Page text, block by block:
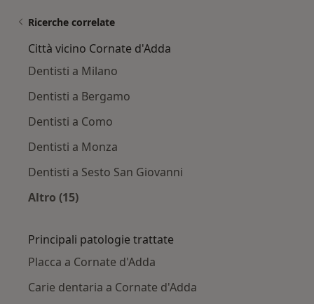
Ricerche correlate
Città vicino Cornate d'Adda
Dentisti a Milano
Dentisti a Bergamo
Dentisti a Como
Dentisti a Monza
Dentisti a Sesto San Giovanni
Altro (15)
Principali patologie trattate
Placca a Cornate d'Adda
Carie dentaria a Cornate d'Adda